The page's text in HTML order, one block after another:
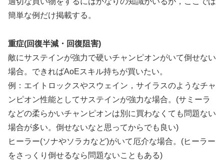
簡単な例だけ掲載する。
重症(回復半減・回復阻害)
敵にサステインが強力で硬いチャンピオンがいて倒せない
場合。できればAoEスキル持ちが買いたい。
例：エイトロックスやスウェイン，サイラスのようなチャ
ンピオン性能としてサステインが強力な場合。(サミーラ
などの柔らかいチャンピオンは別に買わなくても問題ない
場合が多い。倒せないなと思ってからでも良い)
ヒーラー(ソナやソラカなど)がいて厄介な場合。(ヒーラー
をさっくり倒せるなら問題ないこともある)